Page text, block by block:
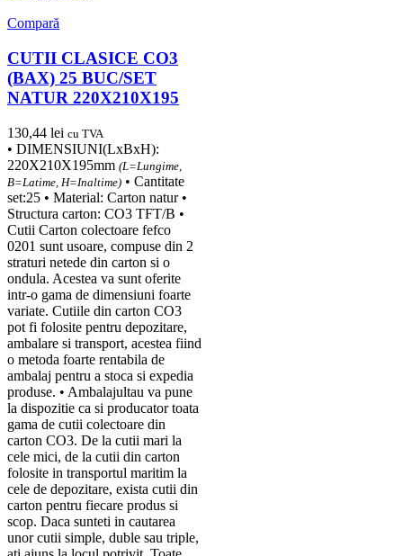
Compară
CUTII CLASICE CO3
(BAX) 25 BUC/SET
NATUR 220X210X195
130,44 lei cu TVA
• DIMENSIUNI(LxBxH):
220X210X195mm (L=Lungime,
B=Latime, H=Inaltime) • Cantitate
set:25 • Material: Carton natur •
Structura carton: CO3 TFT/B •
Cutii Carton colectoare fefco
0201 sunt usoare, compuse din 2
straturi netede din carton si o
ondula. Acestea va sunt oferite
intr-o gama de dimensiuni foarte
variate. Cutiile din carton CO3
pot fi folosite pentru depozitare,
ambalare si transport, acestea fiind
o metoda foarte rentabila de
ambalaj pentru a stoca si expedia
produse. • Ambalajultau va pune
la dispozitie ca si producator toata
gama de cutii colectoare din
carton CO3. De la cutii mari la
cele mici, de la cutii din carton
folosite in transportul maritim la
cele de depozitare, exista cutii din
carton pentru fiecare produs si
scop. Daca sunteti in cautarea
unor cutii simple, duble sau triple,